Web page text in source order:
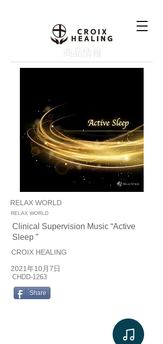
​商品情報
RELAX WORLD
RELAX WORLD
Clinical Supervision Music “Active
Sleep ”
CROIX HEALING
2021年10月7日
CHDD-1263
Share